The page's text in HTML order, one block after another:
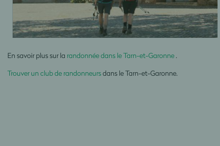
En savoir plus sur la randonnée dans le Tarn-et-Garonne.
Trouver un club de randonneursdans le Tarn-et-Garonne.